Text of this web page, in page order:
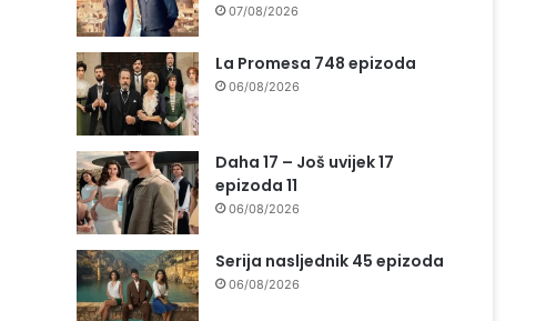
07/08/2026
La Promesa 748 epizoda
06/08/2026
Daha 17 – Još uvijek 17
epizoda 11
06/08/2026
Serija nasljednik 45 epizoda
06/08/2026